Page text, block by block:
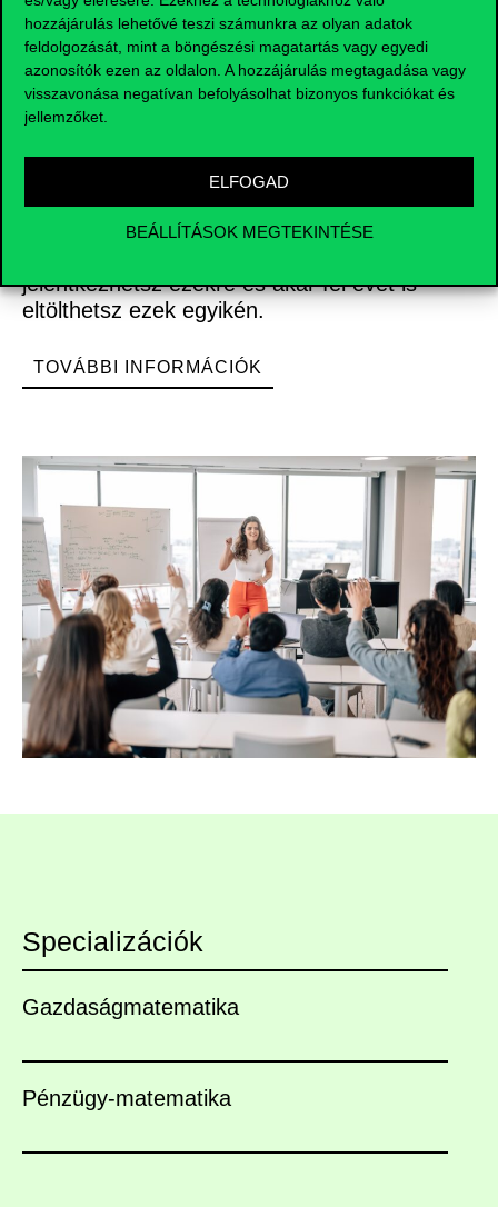
hozzájárulás lehetővé teszi számunkra az olyan adatok
feldolgozását, mint a böngészési magatartás vagy egyedi
azonosítók ezen az oldalon. A hozzájárulás megtagadása vagy
visszavonása negatívan befolyásolhat bizonyos funkciókat és
jellemzőket.
ELFOGAD
BEÁLLÍTÁSOK MEGTEKINTÉSE
Csereprogramok
A Corvinusnak világszerte kb. 200
jelentkezhetsz ezekre és akár fél évet is
eltölthetsz ezek egyikén.
TOVÁBBI INFORMÁCIÓK
Specializációk
Gazdaságmatematika
Pénzügy-matematika